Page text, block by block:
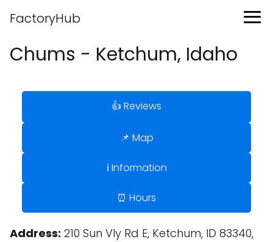
FactoryHub
Chums - Ketchum, Idaho
👍 Reviews
📌 Map
ℹ️ Information
⏰ Hours
Address: 210 Sun Vly Rd E, Ketchum, ID 83340,